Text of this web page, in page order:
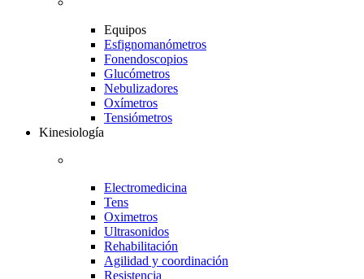
Equipos
Esfignomanómetros
Fonendoscopios
Glucómetros
Nebulizadores
Oxímetros
Tensiómetros
Kinesiología
Electromedicina
Tens
Oximetros
Ultrasonidos
Rehabilitación
Agilidad y coordinación
Resistencia